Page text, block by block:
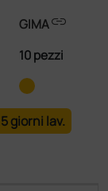
GIMAlink
10 pezzi
giorni lav.